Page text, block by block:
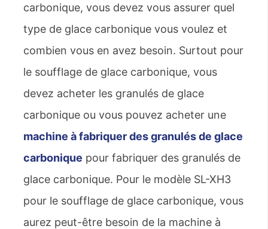
carbonique, vous devez vous assurer quel
type de glace carbonique vous voulez et
combien vous en avez besoin. Surtout pour
le soufflage de glace carbonique, vous
devez acheter les granulés de glace
carbonique ou vous pouvez acheter une
machine à fabriquer des granulés de glace
carbonique pour fabriquer des granulés de
glace carbonique. Pour le modèle SL-XH3
pour le soufflage de glace carbonique, vous
aurez peut-être besoin de la machine à